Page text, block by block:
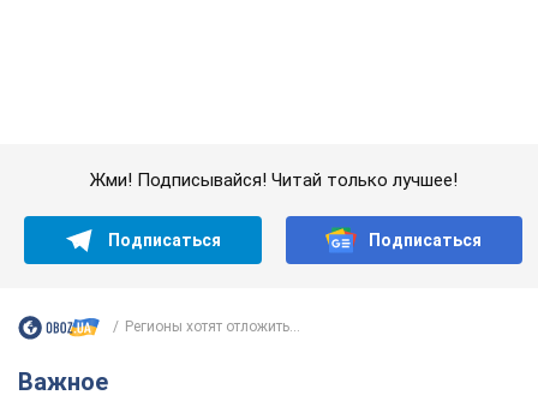
полигоны: как проблему джипинга решают за